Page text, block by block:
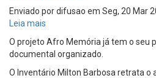
Enviado pordifusao em Seg, 20 Mar
Leia mais
MILTON
BARBOSA
-
O projeto Afro Memória já tem o seu
documental organizado.
O Inventário Milton Barbosa retrata o